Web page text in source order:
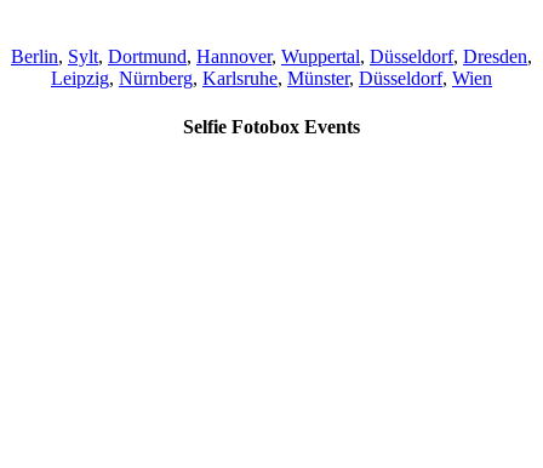
Berlin, Sylt, Dortmund, Hannover, Wuppertal, Düsseldorf, Dresden,
Leipzig, Nürnberg, Karlsruhe, Münster, Düsseldorf, Wien
Selfie Fotobox Events